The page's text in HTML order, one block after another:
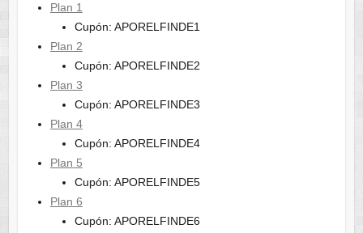
Plan 1
Cupón: APORELFINDE1
Plan 2
Cupón: APORELFINDE2
Plan 3
Cupón: APORELFINDE3
Plan 4
Cupón: APORELFINDE4
Plan 5
Cupón: APORELFINDE5
Plan 6
Cupón: APORELFINDE6